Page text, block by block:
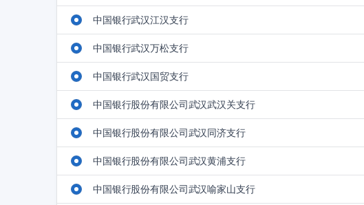
中国银行武汉江汉支行
中国银行武汉万松支行
中国银行武汉国贸支行
中国银行股份有限公司武汉武汉关支行
中国银行股份有限公司武汉同济支行
中国银行股份有限公司武汉黄浦支行
中国银行股份有限公司武汉喻家山支行